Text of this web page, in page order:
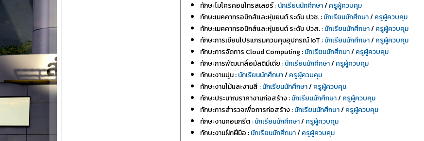
ทักษะไมโครคอนโทรลเลอร์ :นักเรียนนักศึกษา/ครูผู้ควบคุม
ทักษะเมคคาทรอนิกส์และหุ่นยนต์ ระดับ ปวช. :นักเรียนนักศึกษา/ครูผู้ควบคุม
ทักษะเมคคาทรอนิกส์และหุ่นยนต์ ระดับ ปวส. :นักเรียนนักศึกษา/ครูผู้ควบคุม
ทักษะการเขียนโปรแกรมควบคุมอุปกรณ์ IoT :นักเรียนนักศึกษา/ครูผู้ควบคุม
ทักษะการจัดการ Cloud Computing :นักเรียนนักศึกษา/ครูผู้ควบคุม
ทักษะการพัฒนาสื่อมัลติมีเดีย :นักเรียนนักศึกษา/ครูผู้ควบคุม
ทักษะงานปูน :นักเรียนนักศึกษา/ครูผู้ควบคุม
ทักษะงานไม้และงานสี :นักเรียนนักศึกษา/ครูผู้ควบคุม
ทักษะประมาณราคางานก่อสร้าง :นักเรียนนักศึกษา/ครูผู้ควบคุม
ทักษะการสำรวจเพื่อการก่อสร้าง :นักเรียนนักศึกษา/ครูผู้ควบคุม
ทักษะงานคอนกรีต :นักเรียนนักศึกษา/ครูผู้ควบคุม
ทักษะงานฝึกฝีมือ :นักเรียนนักศึกษา/ครูผู้ควบคุม